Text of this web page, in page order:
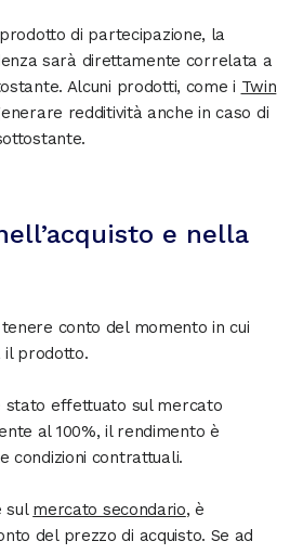
di partecipazione, la
sarà direttamente correlata a
Alcuni prodotti, come i Twin
redditività anche in caso di
e nella
conto del momento in cui
il prodotto.
stato effettuato sul mercato
al 100%, il rendimento è
condizioni contrattuali.
sul mercato secondario, è
del prezzo di acquisto. Se ad